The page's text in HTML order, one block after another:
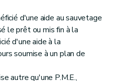
d'une aide au sauvetage
le prêt ou mis fin à la
d'une aide à la
soumise à un plan de
autre qu'une P.M.E.,